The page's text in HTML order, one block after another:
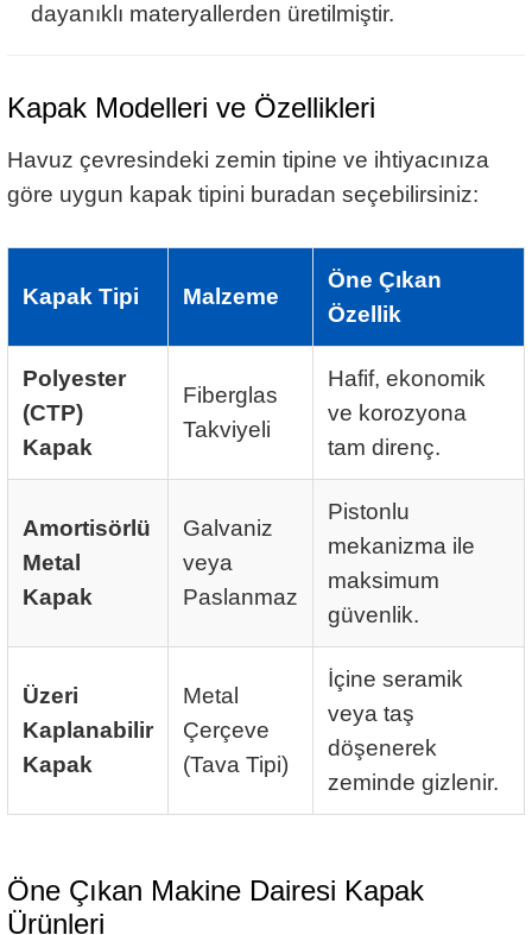
dayanıklı materyallerden üretilmiştir.
Kapak Modelleri ve Özellikleri
Havuz çevresindeki zemin tipine ve ihtiyacınıza
göre uygun kapak tipini buradan seçebilirsiniz:
Kapak Tipi Malzeme
Öne Çıkan
Özellik
Polyester
(CTP)
Kapak
Fiberglas
Takviyeli
Hafif, ekonomik
ve korozyona
tam direnç.
Amortisörlü
Metal
Kapak
Galvaniz
veya
Paslanmaz
Pistonlu
mekanizma ile
maksimum
güvenlik.
Üzeri
Kaplanabilir
Kapak
Metal
Çerçeve
(Tava Tipi)
İçine seramik
veya taş
döşenerek
zeminde gizlenir.
Öne Çıkan Makine Dairesi Kapak
Ürünleri